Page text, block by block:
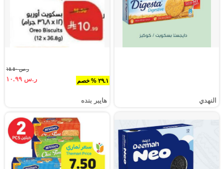
النهدي
٢٩.١ % خصم
ر.س ١٥.٥٠
ر.س ١٠.٩٩
هايبر بنده